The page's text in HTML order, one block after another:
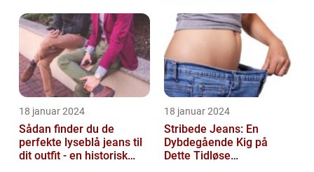
personer, der ønsk...
18 januar 2024
Sådan finder du de
perfekte lyseblå jeans til
dit outfit - en historisk
18 januar 2024
Stribede Jeans: En
Dybdegående Kig på
Dette Tidløse